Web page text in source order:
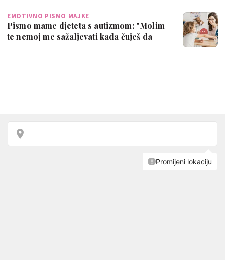
EMOTIVNO PISMO MAJKE
Pismo mame djeteta s autizmom: "Molim
te nemoj me sažaljevati kada čuješ da